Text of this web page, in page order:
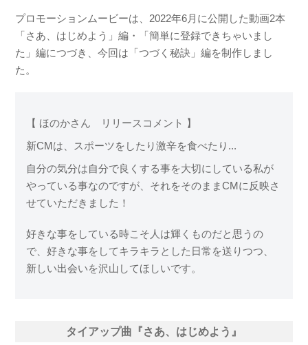
プロモーションムービーは、2022年6月に公開した動画2本
「さあ、はじめよう」編・「簡単に登録できちゃいまし
た」編につづき、今回は「つづく秘訣」編を制作しまし
た。
【 ほのかさん リリースコメント 】
新CMは、スポーツをしたり激辛を食べたり...
自分の気分は自分で良くする事を大切にしている私が
やっている事なのですが、それをそのままCMに反映さ
せていただきました！
好きな事をしている時こそ人は輝くものだと思うの
で、好きな事をしてキラキラとした日常を送りつつ、
新しい出会いを沢山してほしいです。
タイアップ曲『さあ、はじめよう』